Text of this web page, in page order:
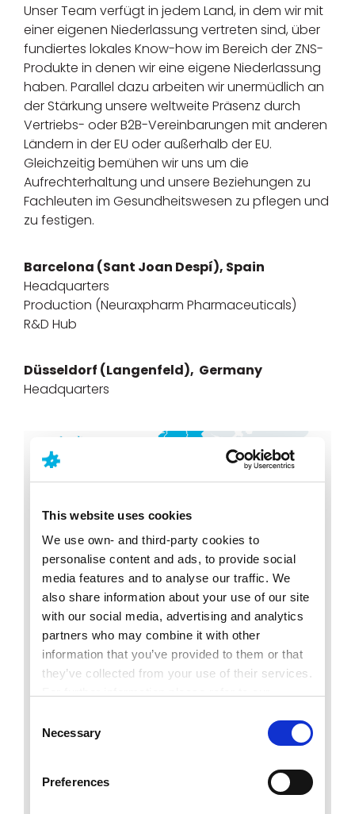
Unser Team verfügt in jedem Land, in dem wir mit
einer eigenen Niederlassung vertreten sind, über
fundiertes lokales Know-how im Bereich der ZNS-
Produkte in denen wir eine eigene Niederlassung
haben. Parallel dazu arbeiten wir unermüdlich an
der Stärkung unsere weltweite Präsenz durch
Vertriebs- oder B2B-Vereinbarungen mit anderen
Ländern in der EU oder außerhalb der EU.
Gleichzeitig bemühen wir uns um die
Aufrechterhaltung und unsere Beziehungen zu
Fachleuten im Gesundheitswesen zu pflegen und
zu festigen.
Barcelona (Sant Joan Despí), Spain
Headquarters
Production (Neuraxpharm Pharmaceuticals)
R&D Hub
Düsseldorf (Langenfeld), Germany
Headquarters